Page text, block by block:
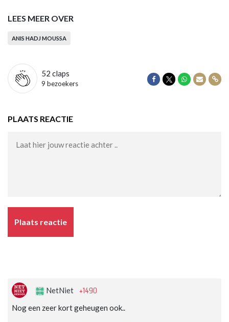
LEES MEER OVER
ANIS HADJ MOUSSA
52 claps
9 bezoekers
Delen op Facebook
Delen op Twitter
Delen op
Delen
PLAATS REACTIE
Plaats reactie
NetNiet +1490
Nog een zeer kort geheugen ook..